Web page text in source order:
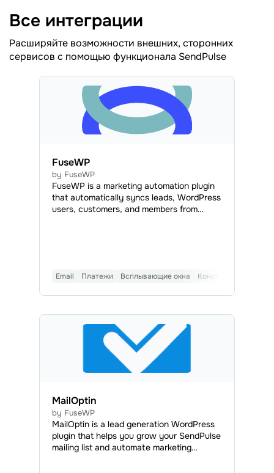
Все интеграции
Расширяйте возможности внешних, сторонних
сервисов с помощью функционала SendPulse
FuseWP
by FuseWP
FuseWP is a marketing automation plugin
that automatically syncs leads, WordPress
users, customers, and members from
Email Платежи Всплывающие окна Конструктор форм
MailOptin
by FuseWP
MailOptin is a lead generation WordPress
plugin that helps you grow your SendPulse
mailing list and automate marketing